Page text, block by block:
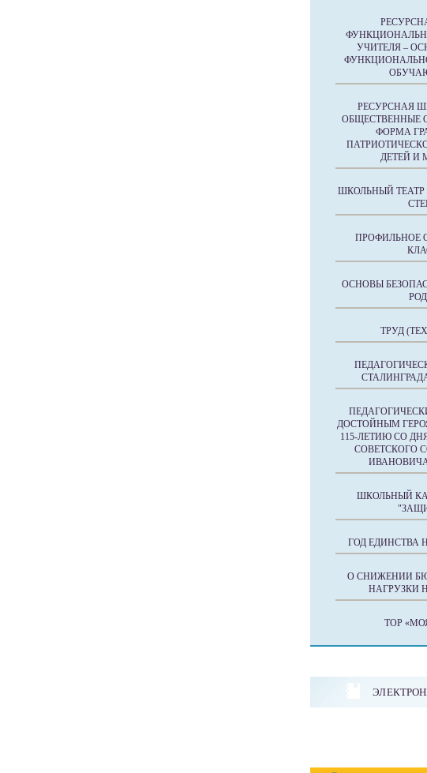
УЧИТЕЛЯ –
РЕСУРСНАЯ
ОБЩЕСТВЕННЫЕ
ФОРМА
ДЕТЕЙ И
ШКОЛЬНЫЙ ТЕАТР
ПРОФИЛЬНОЕ
ОСНОВЫ
ТРУД
ДОСТОЙНЫМ
115-ЛЕТИЮ СО
СОВЕТСКОГО
ШКОЛЬНЫЙ
ГОД ЕДИНСТВА
О СНИЖЕНИИ
НАГРУЗКИ
ТОР